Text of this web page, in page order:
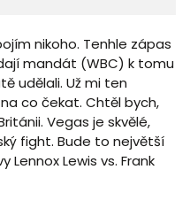
nikoho. Tenhle zápas
mandát (WBC) k tomu
udělali. Už mi ten
co čekat. Chtěl bych,
Vegas je skvělé,
fight. Bude to největší
Lewis vs. Frank